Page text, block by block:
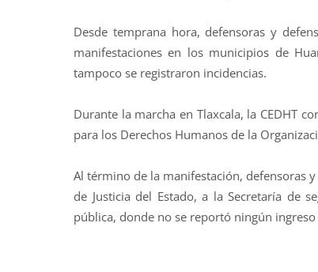
Desde temprana hora, defensoras y
manifestaciones en los municipios de
tampoco se registraron incidencias.
Durante la marcha en Tlaxcala, la CEDHT
para los Derechos Humanos de la
Al término de la manifestación, defensoras
de Justicia del Estado, a la Secretaría de
pública, donde no se reportó ningún